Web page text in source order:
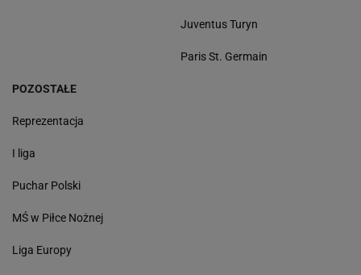
Juventus Turyn
Paris St. Germain
POZOSTAŁE
Reprezentacja
I liga
Puchar Polski
MŚ w Piłce Nożnej
Liga Europy